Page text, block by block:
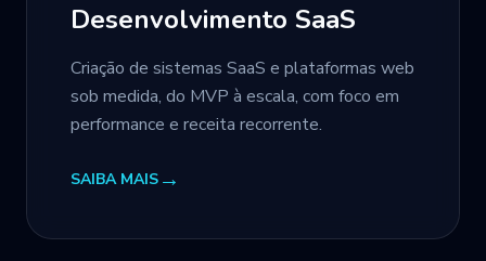
Desenvolvimento SaaS
Criação de sistemas SaaS e plataformas web
sob medida, do MVP à escala, com foco em
performance e receita recorrente.
SAIBA MAIS →